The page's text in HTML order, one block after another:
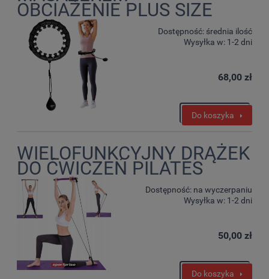
OBCIAŻENIE PLUS SIZE
Dostępność: średnia ilość
Wysyłka w: 1-2 dni
68,00 zł
Do koszyka
WIELOFUNKCYJNY DRĄŻEK
DO ĆWICZEŃ PILATES
Dostępność: na wyczerpaniu
Wysyłka w: 1-2 dni
50,00 zł
Do koszyka